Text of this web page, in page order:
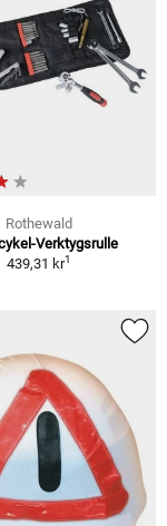
Rothewald
Verktygsrulle
439,31 kr1